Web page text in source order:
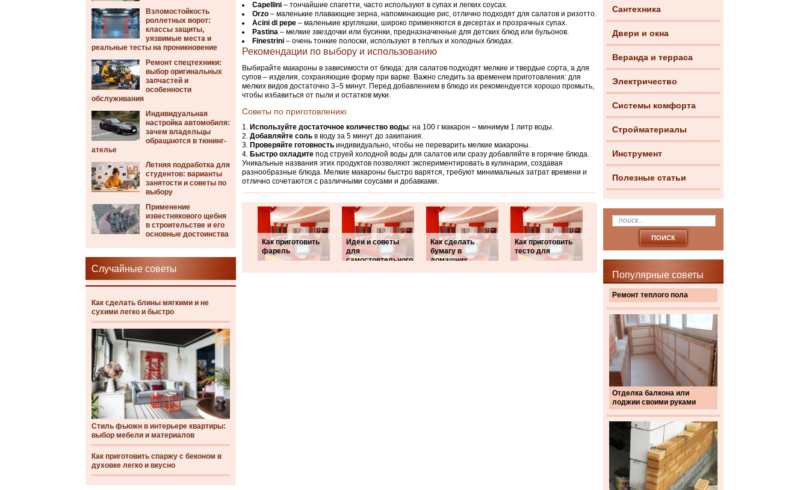
Взломостойкость
роллетных ворот:
классы защиты,
уязвимые места и
реальные тесты на проникновение
Ремонт спецтехники:
выбор оригинальных
запчастей и
особенности
обслуживания
Индивидуальная
настройка автомобиля:
зачем владельцы
обращаются в тюнинг-
ателье
Летняя подработка для
студентов: варианты
занятости и советы по
выбору
Применение
известнякового щебня
в строительстве и его
основные достоинства
Случайные советы
Как сделать блины мягкими и не
сухими легко и быстро
Стиль фьюжн в интерьере квартиры:
выбор мебели и материалов
Как приготовить спаржу с беконом в
духовке легко и вкусно
Сантехника
Двери и окна
Веранда и терраса
Электричество
Системы комфорта
Стройматериалы
Инструмент
Полезные статьи
Популярные советы
Ремонт теплого пола
Отделка балкона или
лоджии своими руками
Capellini – тончайшие спагетти, часто используют в супах и легких соусах.
Orzo – маленькие плавающие зерна, напоминающие рис, отлично подходят для салатов и ризотто.
Acini di pepe – маленькие кругляшки, широко применяются в десертах и прозрачных супах.
Pastina – мелкие звездочки или бусинки, предназначенные для детских блюд или бульонов.
Finestrini – очень тонкие полоски, используют в теплых и холодных блюдах.
Рекомендации по выбору и использованию
Выбирайте макароны в зависимости от блюда: для салатов подходят мелкие и твердые сорта, а для
супов – изделия, сохраняющие форму при варке. Важно следить за временем приготовления: для
мелких видов достаточно 3–5 минут. Перед добавлением в блюдо их рекомендуется хорошо промыть,
чтобы избавиться от пыли и остатков муки.
Советы по приготовлению
Используйте достаточное количество воды: на 100 г макарон – минимум 1 литр воды.
Добавляйте соль в воду за 5 минут до закипания.
Проверяйте готовность индивидуально, чтобы не переварить мелкие макароны.
Быстро охладите под струей холодной воды для салатов или сразу добавляйте в горячие блюда.
Уникальные названия этих продуктов позволяют экспериментировать в кулинарии, создавая
разнообразные блюда. Мелкие макароны быстро варятся, требуют минимальных затрат времени и
отлично сочетаются с различными соусами и добавками.
Как приготовить
фарель
Идеи и советы
для
самостоятельного
Как сделать
бумагу в
домашних
Как приготовить
тесто для